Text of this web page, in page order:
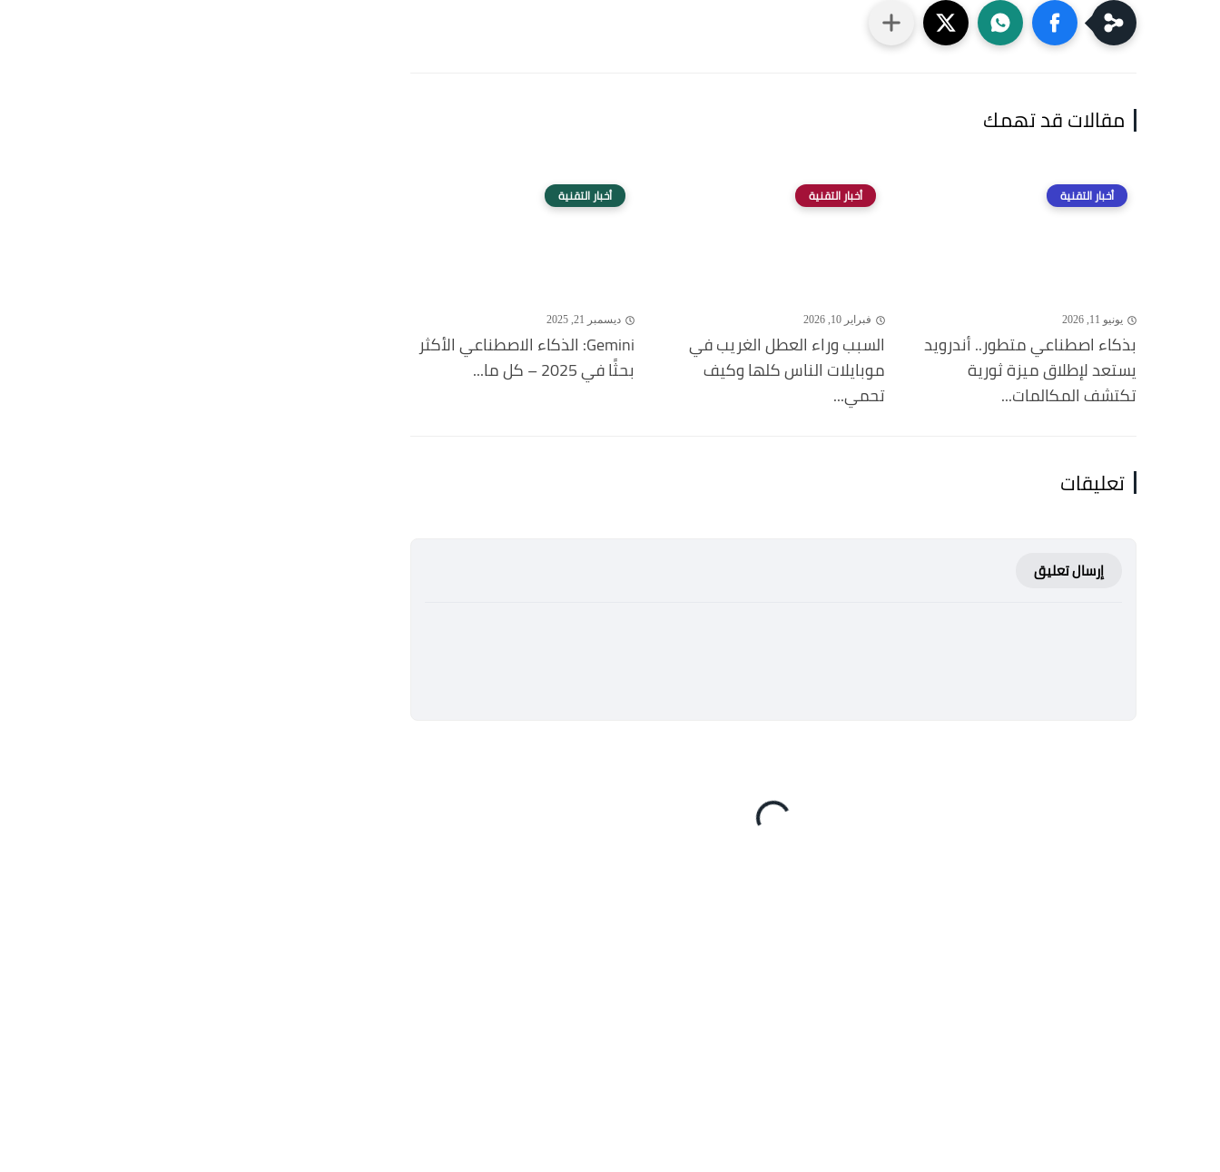
مقالات قد تهمك
أخبار التقنية
يونيو 11, 2026
بذكاء اصطناعي متطور.. أندرويد
يستعد لإطلاق ميزة ثورية
تكتشف المكالمات...
أخبار التقنية
فبراير 10, 2026
السبب وراء العطل الغريب في
موبايلات الناس كلها وكيف
تحمي...
أخبار التقنية
ديسمبر 21, 2025
Gemini: الذكاء الاصطناعي الأكثر
بحثًا في 2025 – كل ما...
تعليقات
إرسال تعليق